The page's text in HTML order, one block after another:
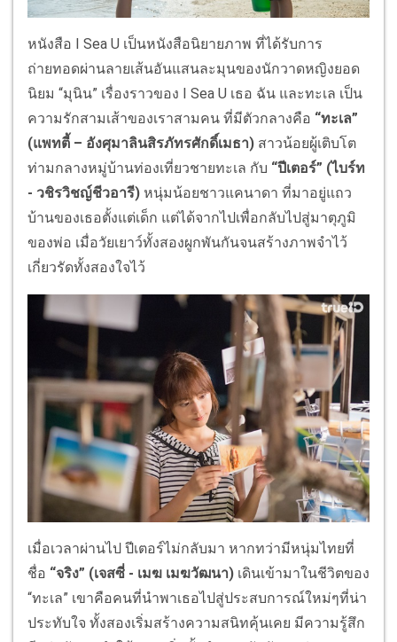
หนังสือ I Sea U เป็นหนังสือนิยายภาพ ที่ได้รับการ
ถ่ายทอดผ่านลายเส้นอันแสนละมุนของนักวาดหญิงยอด
นิยม “มุนิน” เรื่องราวของ I Sea U เธอ ฉัน และทะเล เป็น
ความรักสามเส้าของเราสามคน ที่มีตัวกลางคือ “ทะเล”
(แพทตี้ – อังศุมาลินสิรภัทรศักดิ์เมธา) สาวน้อยผู้เติบโต
ท่ามกลางหมู่บ้านท่องเที่ยวชายทะเล กับ “ปีเตอร์” (ไบร์ท
- วชิรวิชญ์ชีวอารี) หนุ่มน้อยชาวแคนาดา ที่มาอยู่แถว
บ้านของเธอตั้งแต่เด็ก แต่ได้จากไปเพื่อกลับไปสู่มาตุภูมิ
ของพ่อ เมื่อวัยเยาว์ทั้งสองผูกพันกันจนสร้างภาพจำไว้
เกี่ยวรัดทั้งสองใจไว้
เมื่อเวลาผ่านไป ปีเตอร์ไม่กลับมา หากทว่ามีหนุ่มไทยที่
ชื่อ “จริง” (เจสซี่ - เมฆ เมฆวัฒนา) เดินเข้ามาในชีวิตของ
“ทะเล” เขาคือคนที่นำพาเธอไปสู่ประสบการณ์ใหม่ๆที่น่า
ประทับใจ ทั้งสองเริ่มสร้างความสนิทคุ้นเคย มีความรู้สึก